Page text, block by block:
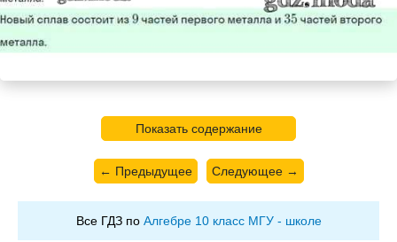
Показать содержание
← Предыдущее Следующее →
Все ГДЗ по Алгебре 10 класс МГУ - школе